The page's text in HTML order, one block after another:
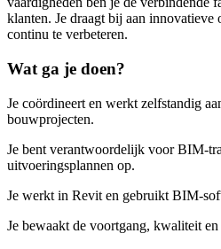
klanten. Je draagt bij aan innovatieve
continu te verbeteren.
Wat ga je doen?
Je coördineert en werkt zelfstandig
bouwprojecten.
Je bent verantwoordelijk voor BIM-
uitvoeringsplannen op.
Je werkt in Revit en gebruikt BIM-
Je bewaakt de voortgang, kwaliteit